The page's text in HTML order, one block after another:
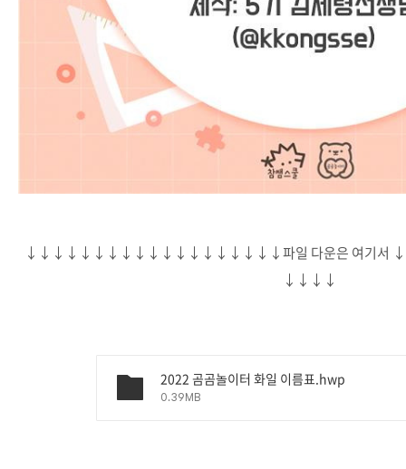
↓↓↓↓↓↓↓↓↓↓↓↓↓↓↓↓↓↓↓파일 다운은 여
↓↓↓↓
2022 곰곰놀이터 화일 이름표.hwp
0.39MB